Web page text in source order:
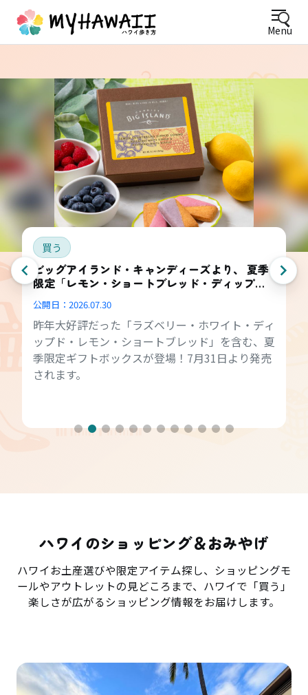
Menu
買う
ビッグアイランド・キャンディーズより、 夏季
限定「レモン・ショートブレッド・ディップ
公開日： 2026.07.30
昨年大好評だった「ラズベリー・ホワイト・ディ
ップド・レモン・ショートブレッド」を含む、夏
季限定ギフトボックスが登場！7月31日より発売
されます。
ハワイのショッピング＆おみやげ
ハワイお土産選びや限定アイテム探し、ショッピングモ
ールやアウトレットの見どころまで、ハワイで「買う」
楽しさが広がるショッピング情報をお届けします。